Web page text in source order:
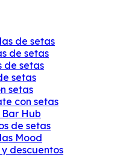
de setas
de setas
de setas
setas
setas
con setas
Hub
de setas
Mood
descuentos